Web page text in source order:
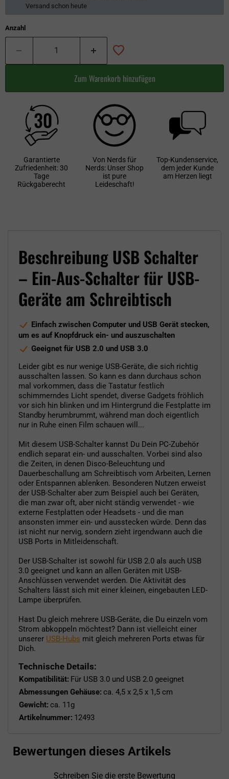
Versand schon heute
Anzahl
Zum Warenkorb hinzufügen
Garantierte
Zufriedenheit: 30
Tage
Rückgaberecht
Von Nerds für
Nerds: Unser Shop
ist pure
Leideschaft!
Top-Kundenservice,
dem jeder Kunde
am Herzen liegt
Beschreibung USB Schalter
– Ein-Aus-Schalter für USB-
Geräte am Schreibtisch
Einfach zwischen Computer und USB Gerät stecken,
um es auf Knopfdruck ein- und auszuschalten
Geeignet für USB 2.0 und USB 3.0
Leider gibt es nur wenige USB-Geräte, die sich richtig
ausschalten lassen. So kann es dann durchaus schon
mal vorkommen, dass die Tastatur festlich
schimmerndes Licht spendet, diverse Gadgets fröhlich
vor sich hin blinken und im Hintergrund die Festplatte im
Standby herumbrummt, während man doch eigentlich
nur in Ruhe einen Film schauen will...
Mit diesem USB-Schalter kannst Du Dein PC-Zubehör
endlich separat ein- und ausschalten. Vorbei sind also
die Zeiten, in denen Disco-Beleuchtung und
Dauerbeschallung am Schreibtisch vom Arbeiten, Lernen
oder Entspannen ablenken. Besonderen Nutzen erweist
der USB-Schalter aber zum Beispiel auch bei Geräten,
die man zwar oft, aber nicht ständig verwendet - wie
externe Festplatten oder Headsets - und die man
ansonsten immer ein- und ausstecken würde. Denn das
ist nicht nur nervig, sondern zieht irgendwann auch die
USB Ports in Mitleidenschaft.
Der USB-Schalter ist sowohl für USB 2.0 als auch USB
3.0 geeignet und kann an allen Geräten mit USB-
Anschlüssen verwendet werden. Die Aktivität des
Schalters lässt sich mit einer kleinen, eingebauten LED-
Lampe überprüfen.
Hast Du gleich mehrere USB-Geräte, die Du einzeln vom
Strom abkoppeln möchtest? Dann ist vielleicht einer
unserer USB-Hubs mit gleich mehreren Ports etwas für
Dich.
Technische Details:
Kompatibilität: Für USB 3.0 und USB 2.0 geeignet
Abmessungen Gehäuse: ca. 4,5 x 2,5 x 1,5 cm
Gewicht: ca. 11g
Artikelnummer: 12493
Bewertungen dieses Artikels
Schreiben Sie die erste Bewertung